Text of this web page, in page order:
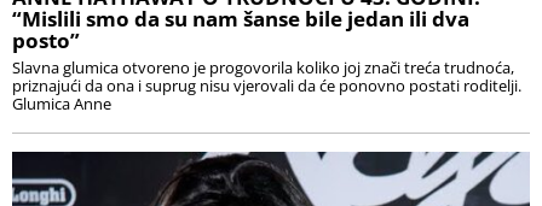
“Mislili smo da su nam šanse bile jedan ili dva
posto”
Slavna glumica otvoreno je progovorila koliko joj znači treća trudnoća,
priznajući da ona i suprug nisu vjerovali da će ponovno postati roditelji.
Glumica Anne